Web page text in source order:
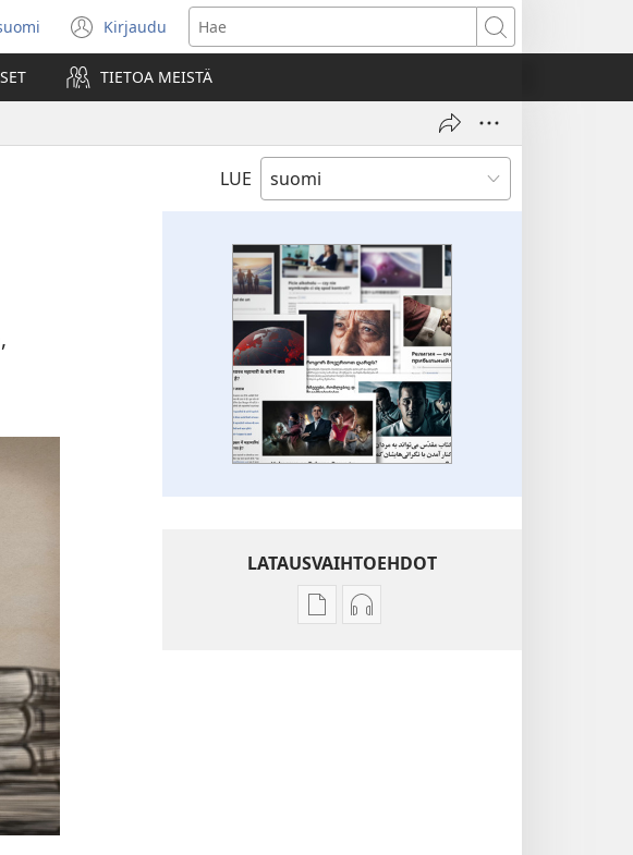
Valitse
kieli
Kirjaudu
(avaa
uuden
ikkunan)
Hae
TIETOA MEISTÄ
LUE
LATAUSVAIHTOEHDOT
JulkaisujenÄänitteiden